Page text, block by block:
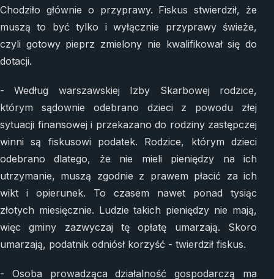
Chodziło głównie o przyprawy. Fiskus stwierdził, że
muszą to być tylko i wyłącznie przyprawy świeże,
czyli gotowy pieprz zmielony nie kwalifikował się do
dotacji.
- Według warszawskiej Izby Skarbowej rodzice,
którym sądownie odebrano dzieci z powodu złej
sytuacji finansowej i przekazano do rodziny zastępczej
winni są fiskusowi podatek. Rodzice, którym dzieci
odebrano dlatego, że nie mieli pieniędzy na ich
utrzymanie, muszą zgodnie z prawem płacić za ich
wikt i opierunek. To czasem nawet ponad tysiąc
złotych miesięcznie. Ludzie takich pieniędzy nie mają,
więc gminy zazwyczaj tę opłatę umarzają. Skoro
umarzają, podatnik odniósł korzyść - twierdził fiskus.
- Osoba prowadząca działalność gospodarczą ma